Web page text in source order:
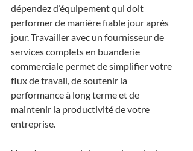
dépendez d’équipement qui doit
performer de manière fiable jour après
jour. Travailler avec un fournisseur de
services complets en buanderie
commerciale permet de simplifier votre
flux de travail, de soutenir la
performance à long terme et de
maintenir la productivité de votre
entreprise.